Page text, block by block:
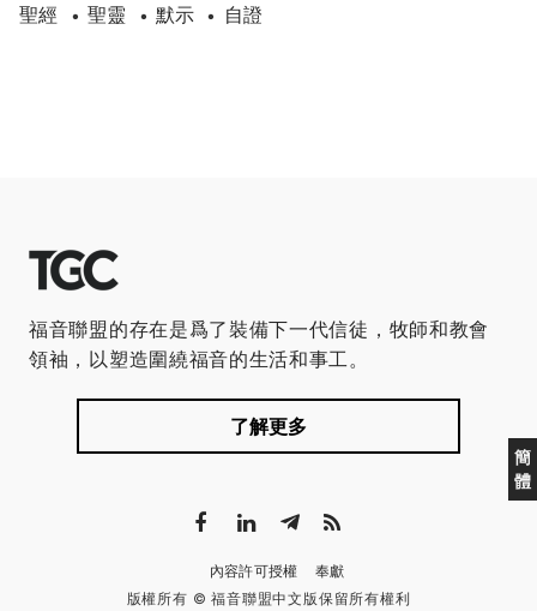
聖經 • 聖靈 • 默示 • 自證
簡
體
福音聯盟的存在是爲了裝備下一代信徒，牧師和教會
領袖，以塑造圍繞福音的生活和事工。
了解更多
內容許可授權
奉獻
版權所有 © 福音聯盟中文版保留所有權利